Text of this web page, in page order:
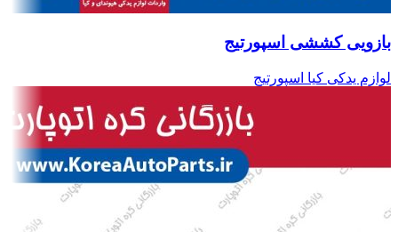
بازویی کششی اسپورتیج
لوازم یدکی کیا اسپورتیج